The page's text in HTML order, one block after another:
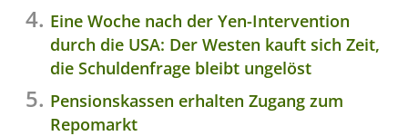
Eine Woche nach der Yen-Intervention
durch die USA: Der Westen kauft sich Zeit,
die Schuldenfrage bleibt ungelöst
Pensionskassen erhalten Zugang zum
Repomarkt